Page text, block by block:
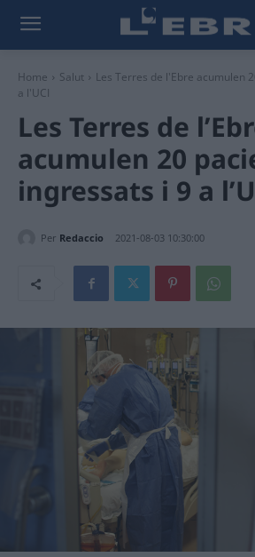
Home Salut
Les Terres de l'Ebre acumulen
a l'UCI
Les Terres de
acumulen 20
ingressats i 9 a
Per Redaccio 2021-08-03 10:30:00